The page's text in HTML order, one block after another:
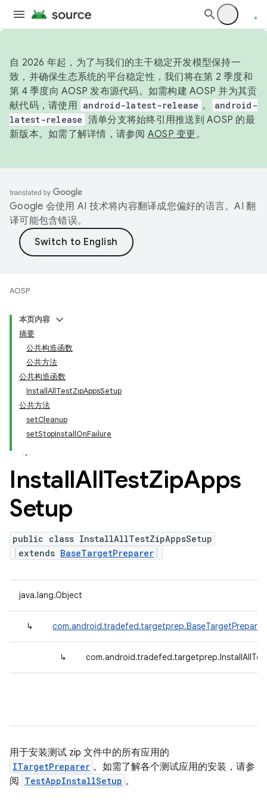
自 2026 年起，为了与我们的主干稳定开发模型保持一
致，并确保生态系统的平台稳定性，我们将在第 2 季度和
第 4 季度向 AOSP 发布源代码。如需构建 AOSP 并为其贡
献代码，请使用 android-latest-release 。
android-
latest-release 清单分支将始终引用推送到 AOSP 的最
新版本。如需了解详情，请参阅 AOSP 变更。
Google 会使用 AI 技术将内容翻译成您偏好的语言。AI 翻
译可能包含错误。
AOSP
本页内容
摘要
公共构造函数
公共方法
公共构造函数
InstallAllTestZipAppsSetup
公共方法
setCleanup
setStopInstallOnFailure
InstallAllTestZipApps
Setup
public class InstallAllTestZipAppsSetup
extends BaseTargetPreparer
java.lang.Object
↳ com.android.tradefed.targetprep.BaseTargetPreparer
↳
用于安装测试 zip 文件中的所有应用的
ITargetPreparer 。如需了解各个测试应用的安装，请参
阅
TestAppInstallSetup 。